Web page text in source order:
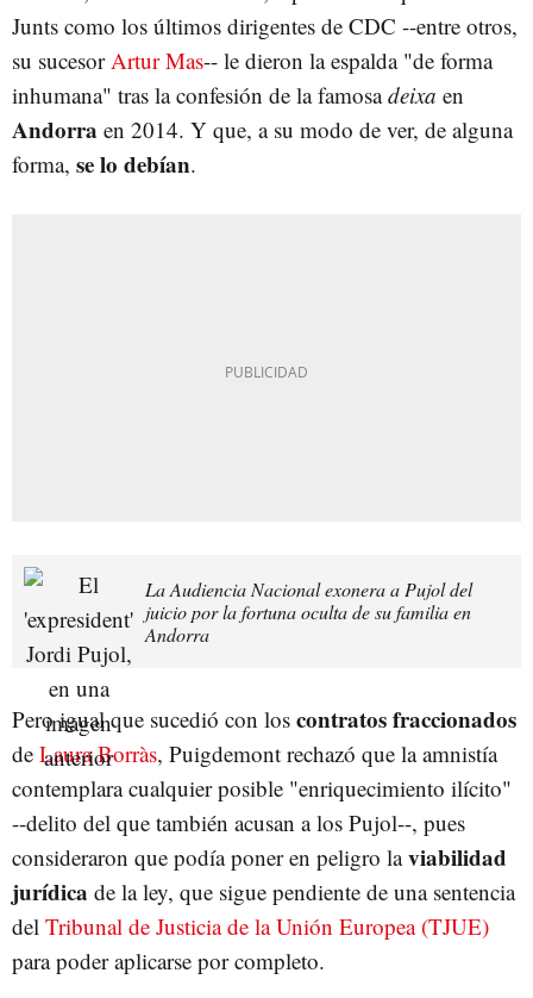
Junts como los últimos dirigentes de CDC --entre otros,
su sucesor Artur Mas-- le dieron la espalda "de forma
inhumana" tras la confesión de la famosadeixa en
Andorra en 2014. Y que, a su modo de ver, de alguna
forma, se lo debían.
La Audiencia Nacional exonera a Pujol del
juicio por la fortuna oculta de su familia en
Andorra
Pero igual que sucedió con los contratos fraccionados
de Laura Borràs, Puigdemont rechazó que la amnistía
contemplara cualquier posible "enriquecimiento ilícito"
--delito del que también acusan a los Pujol--, pues
consideraron que podía poner en peligro laviabilidad
jurídica de la ley, que sigue pendiente de una sentencia
del Tribunal de Justicia de la Unión Europea (TJUE)
para poder aplicarse por completo.